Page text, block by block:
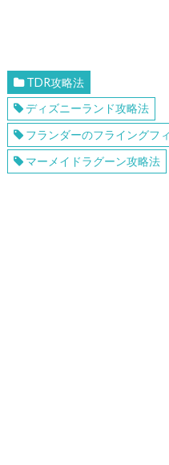
TDR攻略法
ディズニーランド攻略法
フランダーのフライングフ
マーメイドラグーン攻略法